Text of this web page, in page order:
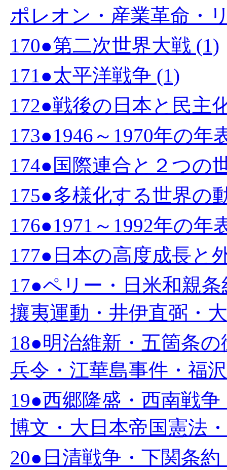
ポレオン・産業革命・
170●第二次世界大戦 (1)
171●太平洋戦争 (1)
172●戦後の日本と民主
173●1946～1970年の年
174●国際連合と２つの
175●多様化する世界の
176●1971～1992年の年
177●日本の高度成長と
17●ペリー・日米和親
攘夷運動・井伊直弼・
18●明治維新・五箇条
兵令・江華島事件・福
19●西郷隆盛・西南戦
博文・大日本帝国憲法
20●日清戦争・下関条